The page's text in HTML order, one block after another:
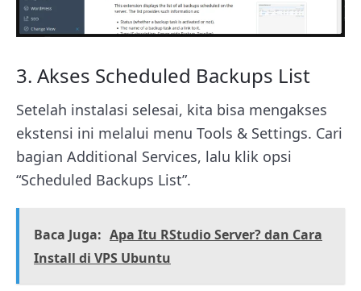
3. Akses Scheduled Backups List
Setelah instalasi selesai, kita bisa mengakses
ekstensi ini melalui menu Tools & Settings. Cari
bagian Additional Services, lalu klik opsi
“Scheduled Backups List”.
Baca Juga: Apa Itu RStudio Server? dan Cara
Install di VPS Ubuntu